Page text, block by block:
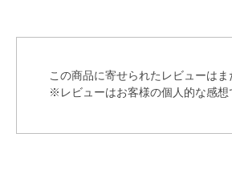
この商品に寄せられたレビューはま
※レビューはお客様の個人的な感想